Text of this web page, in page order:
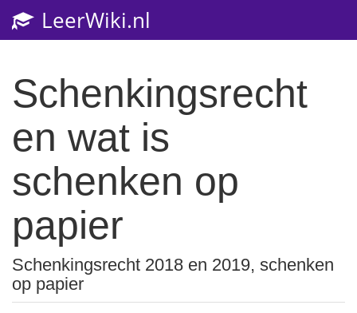
LeerWiki.nl
Schenkingsrecht
en wat is
schenken op
papier
Schenkingsrecht 2018 en 2019, schenken
op papier